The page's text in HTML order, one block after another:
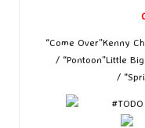
“Come Over”Kenny
/ “Pontoon”Little
/